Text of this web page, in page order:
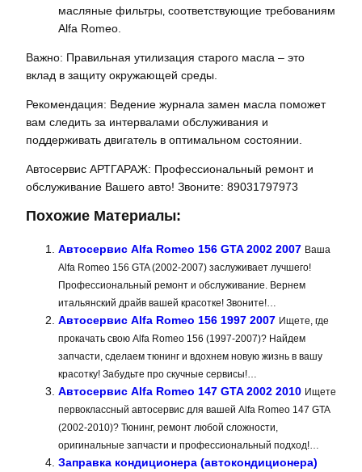
масляные фильтры‚ соответствующие требованиям
Alfa Romeo.
Важно: Правильная утилизация старого масла – это
вклад в защиту окружающей среды.
Рекомендация: Ведение журнала замен масла поможет
вам следить за интервалами обслуживания и
поддерживать двигатель в оптимальном состоянии.
Автосервис АРТГАРАЖ: Профессиональный ремонт и
обслуживание Вашего авто! Звоните: 89031797973
Похожие Материалы:
Автосервис Alfa Romeo 156 GTA 2002 2007 Ваша
Alfa Romeo 156 GTA (2002-2007) заслуживает лучшего!
Профессиональный ремонт и обслуживание. Вернем
итальянский драйв вашей красотке! Звоните!…
Автосервис Alfa Romeo 156 1997 2007 Ищете, где
прокачать свою Alfa Romeo 156 (1997-2007)? Найдем
запчасти, сделаем тюнинг и вдохнем новую жизнь в вашу
красотку! Забудьте про скучные сервисы!…
Автосервис Alfa Romeo 147 GTA 2002 2010 Ищете
первоклассный автосервис для вашей Alfa Romeo 147 GTA
(2002-2010)? Тюнинг, ремонт любой сложности,
оригинальные запчасти и профессиональный подход!…
Заправка кондиционера (автокондиционера)